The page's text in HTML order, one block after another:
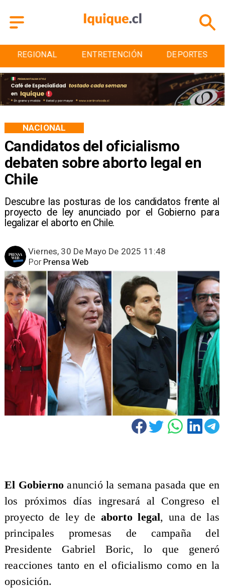
REGIONAL ENTRETENCIÓN DEPORTES
Candidatos del oficialismo
debaten sobre aborto legal en
Chile
Descubre las posturas de los candidatos frente al
proyecto de ley anunciado por el Gobierno para
legalizar el aborto en Chile.
NACIONAL
Viernes, 30 De Mayo De 2025 11:48
Prensa Web
Por
El Gobierno anunció la semana pasada que en
los próximos días ingresará al Congreso el
proyecto de ley de aborto legal, una de las
principales promesas de campaña del
Presidente Gabriel Boric, lo que generó
reacciones tanto en el oficialismo como en la
oposición.